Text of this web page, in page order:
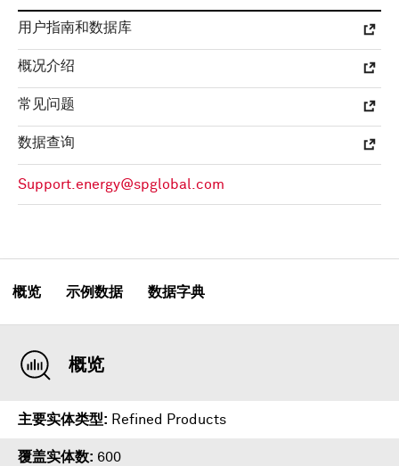
用户指南和数据库
概况介绍
常见问题
数据查询
Support.energy@spglobal.com
概览 示例数据 数据字典
概览
主要实体类型 Refined Products
覆盖实体数 600